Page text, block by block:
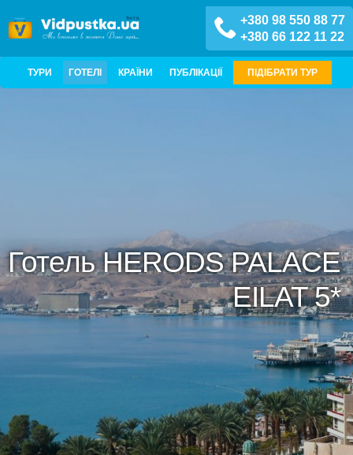
+380 98 550 88 77
+380 66 122 11 22
ТУРИ ГОТЕЛІ КРАЇНИ ПУБЛІКАЦІЇ ПІДІБРАТИ ТУР
Готель HERODS PALACE
EILAT 5*